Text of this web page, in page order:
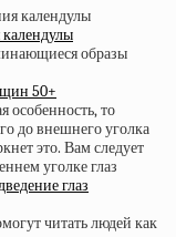
50+
глаз